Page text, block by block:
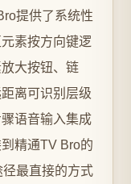
提供了系统性
素按方向键逻
大按钮、链
离可识别层级
语音输入集成
精通TV Bro的
最直接的方式